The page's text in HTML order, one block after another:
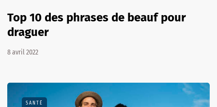
Top 10 des phrases de beauf pour
draguer
8 avril 2022
SANTÉ